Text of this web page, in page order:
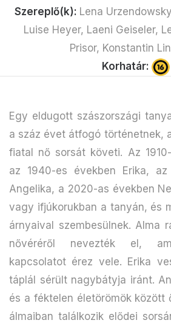
Szereplő(k): Lena
Luise Heyer, Laeni Geiseler,
Prisor, Konstantin
Korhatár:
Egy eldugott szászországi
a száz évet átfogó történetnek,
fiatal nő sorsát követi. Az
az 1940-es években Erika,
Angelika, a 2020-as években
vagy ifjúkorukban a tanyán, és
árnyaival szembesülnek. Alma
nővéréről nevezték el,
kapcsolatot érez vele. Erika
táplál sérült nagybátyja iránt.
és a féktelen életörömök között
álmaiban találkozik elődei